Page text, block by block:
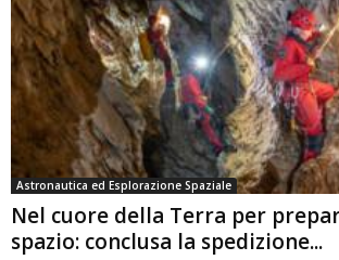
Astronautica ed Esplorazione Spaziale
Nel cuore della Terra per
spazio: conclusa la spedizione...